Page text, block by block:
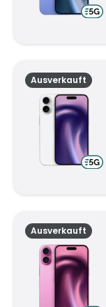
Ausverkauft
Ausverkauft